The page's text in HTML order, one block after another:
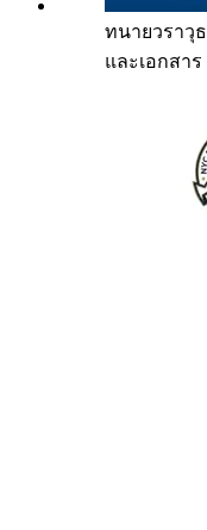
ทนายวราวุธ
และเอกสาร